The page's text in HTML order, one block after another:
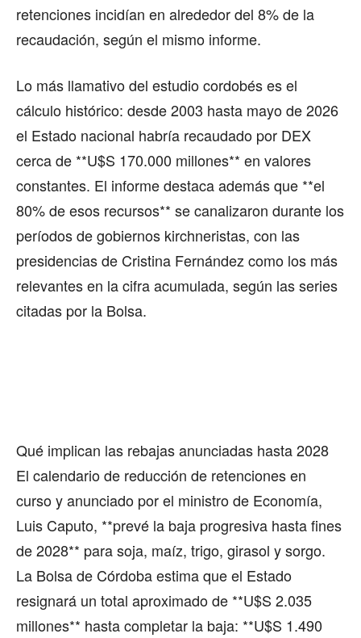
retenciones incidían en alrededor del 8% de la
recaudación, según el mismo informe.
Lo más llamativo del estudio cordobés es el
cálculo histórico: desde 2003 hasta mayo de 2026
el Estado nacional habría recaudado por DEX
cerca de **U$S 170.000 millones** en valores
constantes. El informe destaca además que **el
80% de esos recursos** se canalizaron durante los
períodos de gobiernos kirchneristas, con las
presidencias de Cristina Fernández como los más
relevantes en la cifra acumulada, según las series
citadas por la Bolsa.
Qué implican las rebajas anunciadas hasta 2028
El calendario de reducción de retenciones en
curso y anunciado por el ministro de Economía,
Luis Caputo, **prevé la baja progresiva hasta fines
de 2028** para soja, maíz, trigo, girasol y sorgo.
La Bolsa de Córdoba estima que el Estado
resignará un total aproximado de **U$S 2.035
millones** hasta completar la baja: **U$S 1.490